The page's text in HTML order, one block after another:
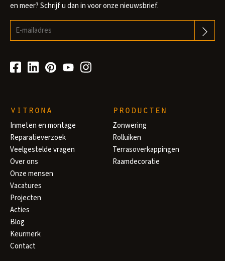
en meer? Schrijf u dan in voor onze nieuwsbrief.
vitrona
Inmeten en montage
Reparatieverzoek
Veelgestelde vragen
Over ons
Onze mensen
Vacatures
Projecten
Acties
Blog
Keurmerk
Contact
producten
Zonwering
Rolluiken
Terrasoverkappingen
Raamdecoratie